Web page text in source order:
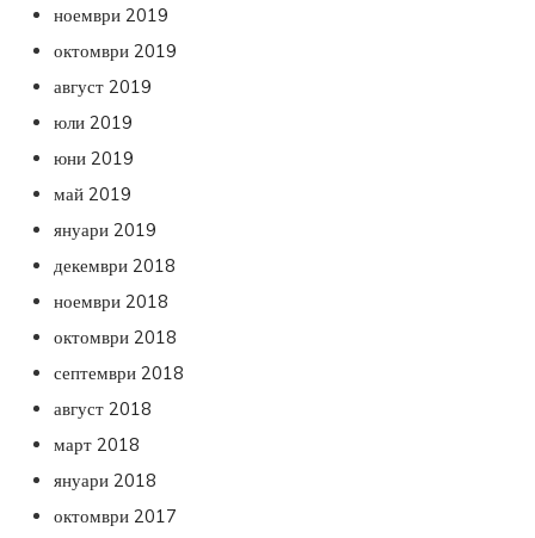
ноември 2019
октомври 2019
август 2019
юли 2019
юни 2019
май 2019
януари 2019
декември 2018
ноември 2018
октомври 2018
септември 2018
август 2018
март 2018
януари 2018
октомври 2017